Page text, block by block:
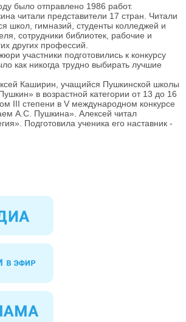
было отправлено 1986 работ.
читали представители 17 стран. Читали
школ, гимназий, студенты колледжей и
сотрудники библиотек, рабочие и
других профессий.
участники подготовились к конкурсу
как никогда трудно выбирать лучшие
Каширин, учащийся Пушкинской школы
в возрастной категории от 13 до 16
III степени в V международном конкурсе
А.С. Пушкина». Алексей читал
Подготовила ученика его наставник -